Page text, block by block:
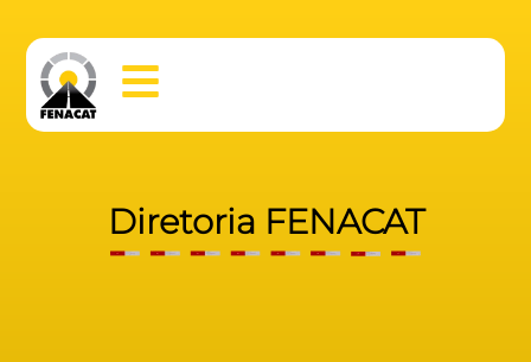
Diretoria FENACAT